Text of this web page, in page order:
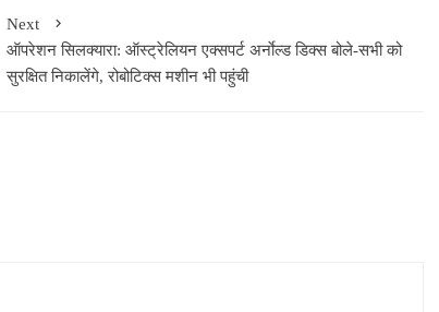
Next
ऑपरेशन सिलक्यारा: ऑस्ट्रेलियन एक्सपर्ट अर्नाेल्ड डिक्स बोले-सभी को
सुरक्षित निकालेंगे, रोबोटिक्स मशीन भी पहुंची